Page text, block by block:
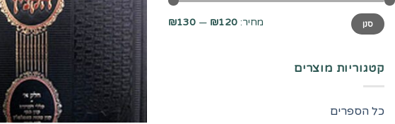
מחיר
מינימלי
מחיר
מקסימלי
סנן מחיר: ₪120
—
₪130
קטגוריות מוצרים
כל הספרים